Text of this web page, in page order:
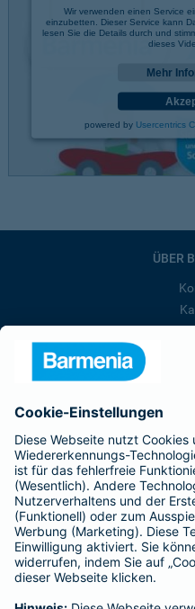
Wir verwenden einen Service
einzubetten. Dieser Service kann
lesen Sie die Details durch und
dieses
Mehr
powered by Usercentrics
ÜBER
Barmenia ist Teil
Kranken-